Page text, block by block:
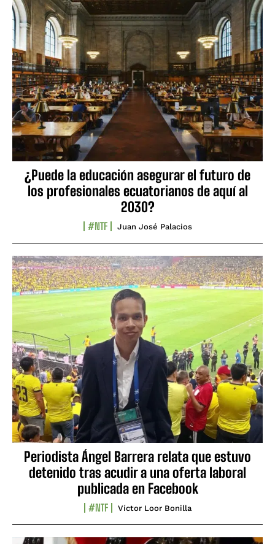
¿Puede la educación asegurar el futuro de
los profesionales ecuatorianos de aquí al
2030?
#NTF Juan José Palacios
Periodista Ángel Barrera relata que estuvo
detenido tras acudir a una oferta laboral
publicada en Facebook
#NTF Víctor Loor Bonilla